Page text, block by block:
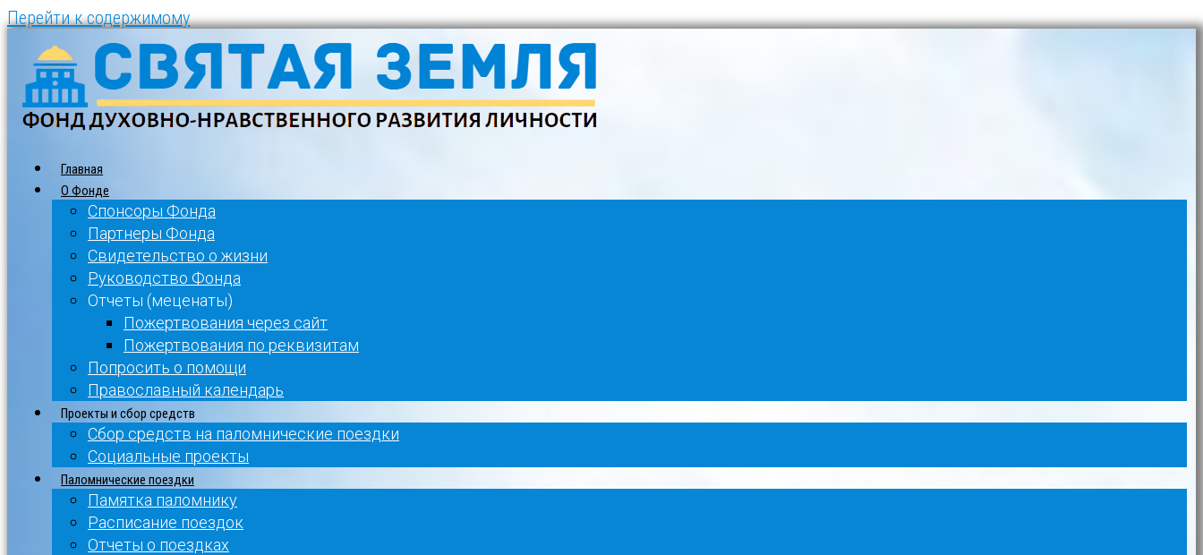
Перейти к содержимому
Главная
О Фонде
Спонсоры Фонда
Партнеры Фонда
Свидетельство о жизни
Руководство Фонда
Отчеты (меценаты)
Пожертвования через сайт
Пожертвования по реквизитам
Попросить о помощи
Православный календарь
Проекты и сбор средств
Сбор средств на паломнические поездки
Социальные проекты
Паломнические поездки
Памятка паломнику
Расписание поездок
Отчеты о поездках